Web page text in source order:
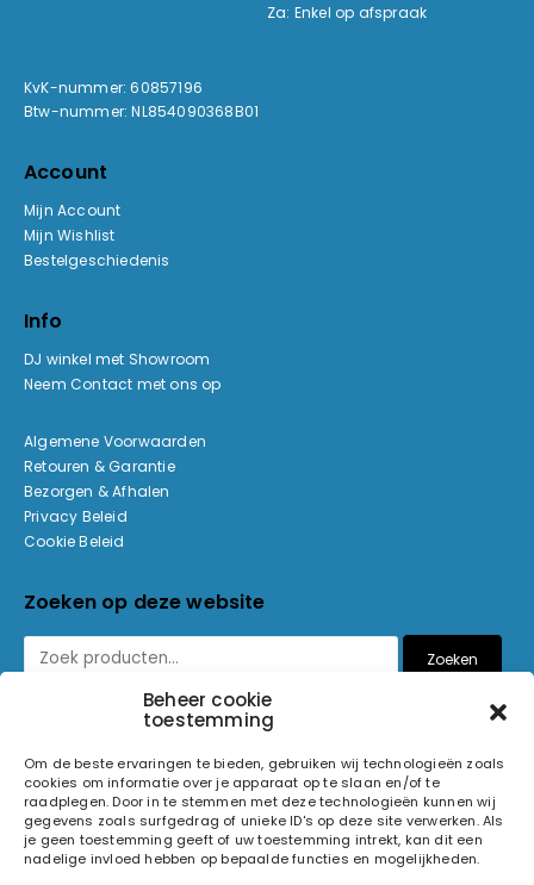
Beheer cookie
toestemming
Om de beste ervaringen te bieden, gebruiken wij technologieën zoals
cookies om informatie over je apparaat op te slaan en/of te
raadplegen. Door in te stemmen met deze technologieën kunnen wij
gegevens zoals surfgedrag of unieke ID's op deze site verwerken. Als
je geen toestemming geeft of uw toestemming intrekt, kan dit een
nadelige invloed hebben op bepaalde functies en mogelijkheden.
Za: Enkel op afspraak
KvK-nummer: 60857196
Btw-nummer: NL854090368B01
Account
Mijn Account
Mijn Wishlist
Bestelgeschiedenis
Info
DJ winkel met Showroom
Neem Contact met ons op
Algemene Voorwaarden
Retouren & Garantie
Bezorgen & Afhalen
Privacy Beleid
Cookie Beleid
Zoeken op deze website
Zoeken